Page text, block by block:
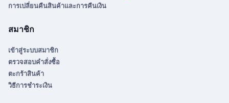
การเปลี่ยนคืนสินค้าและการคืนเงิน
สมาชิก
เข้าสู่ระบบสมาชิก
ตรวจสอบคำสั่งซื้อ
ตะกร้าสินค้า
วิธีการชำระเงิน